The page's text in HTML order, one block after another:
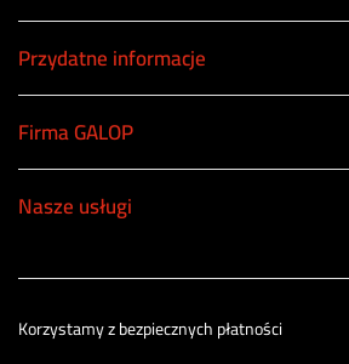
Przydatne informacje
Firma GALOP
Nasze usługi
Korzystamy z bezpiecznych płatności